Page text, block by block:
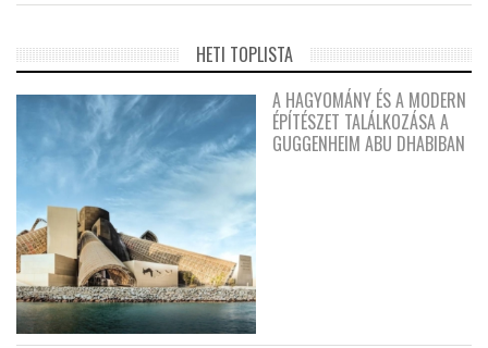
HETI TOPLISTA
A HAGYOMÁNY ÉS A MODERN
ÉPÍTÉSZET TALÁLKOZÁSA A
GUGGENHEIM ABU DHABIBAN